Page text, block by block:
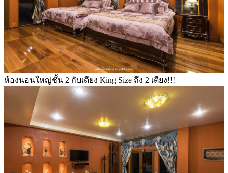
ห้องนอนใหญ่ชั้น 2 กับเตียง King Size ถึง 2 เตียง!!!